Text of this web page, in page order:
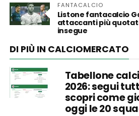
FANTACALCIO
Listone fantacalcio
attaccanti più
insegue
DI PIÙ IN CALCIOMERCATO
Tabellone
2026: segui
scopri come
oggi le 20